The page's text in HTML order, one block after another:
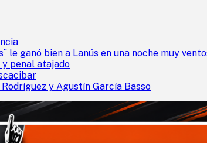
le ganó bien a Lanús en una noche muy
penal atajado
y Agustín García Basso